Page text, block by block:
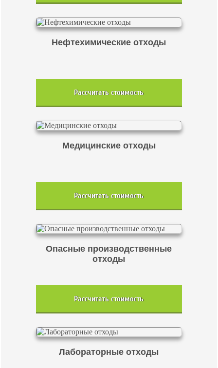
Нефтехимические отходы
Рассчитать стоимость
Медицинские отходы
Рассчитать стоимость
Опасные производственные
отходы
Рассчитать стоимость
Лабораторные отходы